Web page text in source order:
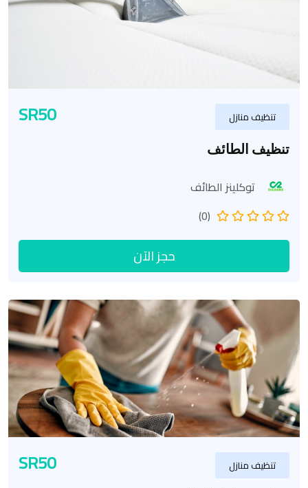
تنظيف منازل SR50
تنظيف الطائف
توكلينز الطائف
(0)
حجز الآن
تنظيف منازل SR50